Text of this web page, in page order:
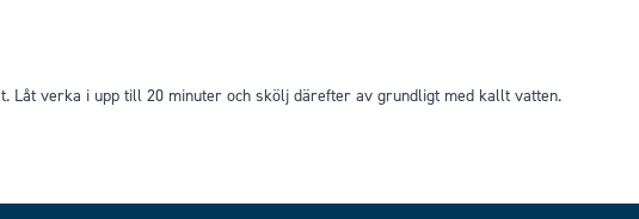
Låt verka i upp till 20 minuter och skölj därefter av grundligt med kallt vatten.